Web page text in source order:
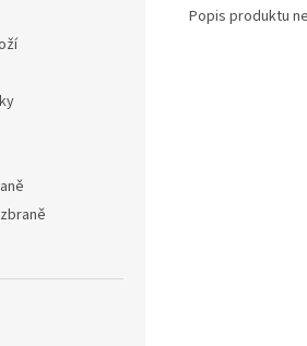
Popis produktu